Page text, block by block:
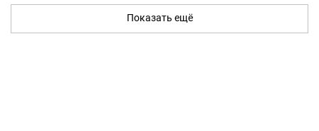
Показать ещё